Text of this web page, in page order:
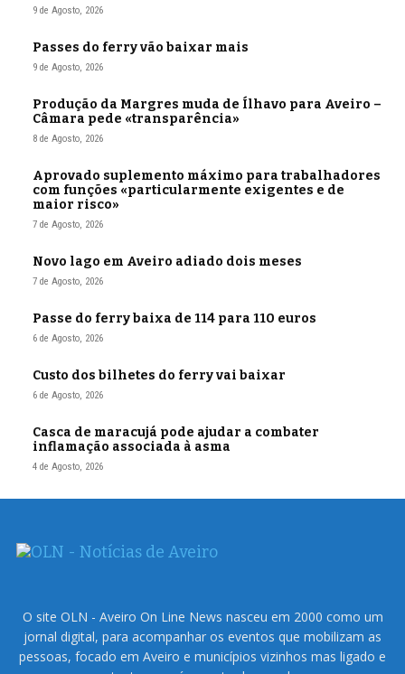
9 de Agosto, 2026
Passes do ferry vão baixar mais
9 de Agosto, 2026
Produção da Margres muda de Ílhavo para Aveiro –
Câmara pede «transparência»
8 de Agosto, 2026
Aprovado suplemento máximo para trabalhadores
com funções «particularmente exigentes e de
maior risco»
7 de Agosto, 2026
Novo lago em Aveiro adiado dois meses
7 de Agosto, 2026
Passe do ferry baixa de 114 para 110 euros
6 de Agosto, 2026
Custo dos bilhetes do ferry vai baixar
6 de Agosto, 2026
Casca de maracujá pode ajudar a combater
inflamação associada à asma
4 de Agosto, 2026
O site OLN - Aveiro On Line News nasceu em 2000 como um
jornal digital, para acompanhar os eventos que mobilizam as
pessoas, focado em Aveiro e municípios vizinhos mas ligado e